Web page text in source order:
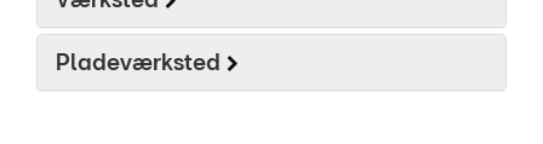
Pladeværksted